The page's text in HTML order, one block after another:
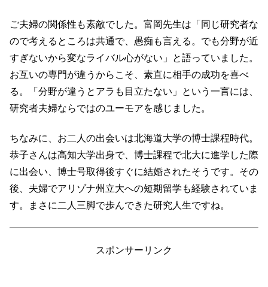
ご夫婦の関係性も素敵でした。富岡先生は「同じ研究者な
ので考えるところは共通で、愚痴も言える。でも分野が近
すぎないから変なライバル心がない」と語っていました。
お互いの専門が違うからこそ、素直に相手の成功を喜べ
る。「分野が違うとアラも目立たない」という一言には、
研究者夫婦ならではのユーモアを感じました。
ちなみに、お二人の出会いは北海道大学の博士課程時代。
恭子さんは高知大学出身で、博士課程で北大に進学した際
に出会い、博士号取得後すぐに結婚されたそうです。その
後、夫婦でアリゾナ州立大への短期留学も経験されていま
す。まさに二人三脚で歩んできた研究人生ですね。
スポンサーリンク